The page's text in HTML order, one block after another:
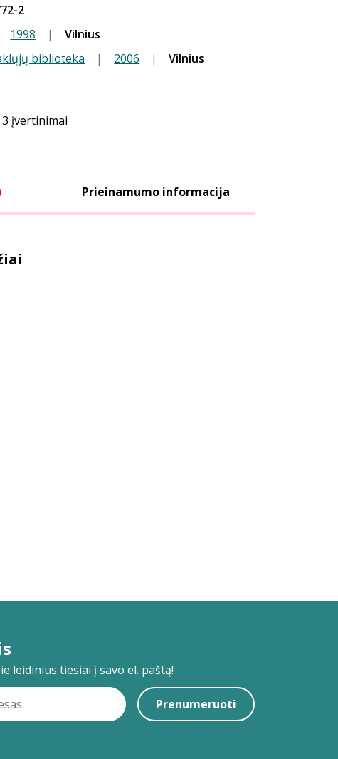
2
1998 |
Vilnius
biblioteka | 2006 | Vilnius
3 įvertinimai
Prieinamumo informacija
leidinius tiesiai į savo el. paštą!
Prenumeruoti